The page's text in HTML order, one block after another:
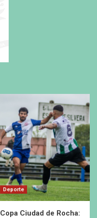
Deporte
Copa Ciudad de Rocha: